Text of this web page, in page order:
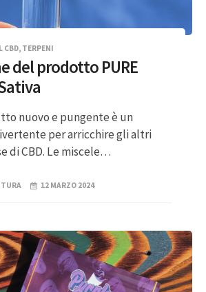
CBD, TERPENI
del prodotto PURE
nuovo e pungente è un
per arricchire gli altri
di CBD. Le miscele…
12 MARZO 2024